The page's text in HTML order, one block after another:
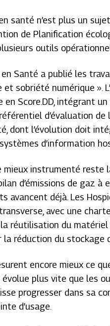
santé n’est plus un
de Planification
outils
en Santé a publié les
sobriété numérique ».
en Score.DD, intégrant
référentiel d’évaluation
dont l’évolution doit
d’information
mieux instrumenté
d’émissions de gaz
avancent déjà. Les
avec une
réutilisation du matériel
réduction du stockage
encore mieux ce
évolue plus vite que les
progresser dans sa
d’usage.